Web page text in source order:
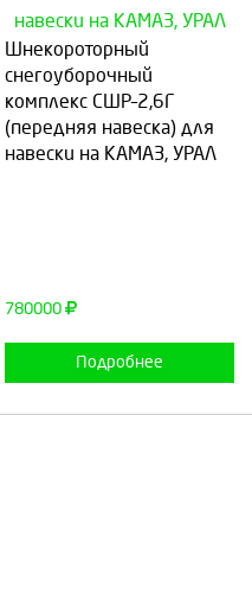
Шнекороторный
снегоуборочный
комплекс СШР–2,6Г
(передняя навеска) для
навески на КАМАЗ, УРАЛ
780000
Подробнее
Выберите количество: